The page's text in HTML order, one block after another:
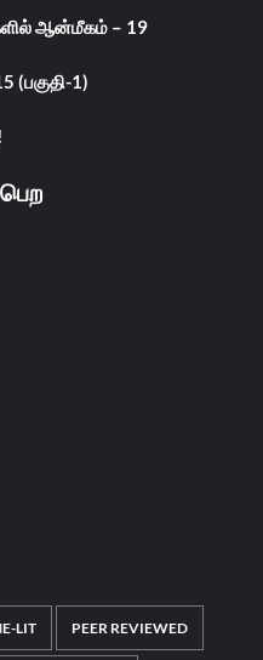
ஆன்மீகம் – 19
(பகுதி-1)
LIT PEER REVIEWED